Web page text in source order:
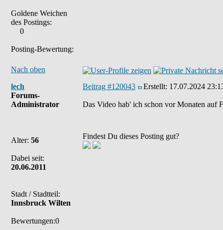
Goldene Weichen
des Postings:
0
Posting-Bewertung:
Nach oben
lech
Forums-
Administrator
Alter: 56
Dabei seit:
20.06.2011
Stadt / Stadtteil:
Innsbruck Wilten
Bewertungen:0
Beitrag #120043 Erstellt: 17.07.2024
Das Video hab' ich schon vor Monaten auf
Findest Du dieses Posting gut?